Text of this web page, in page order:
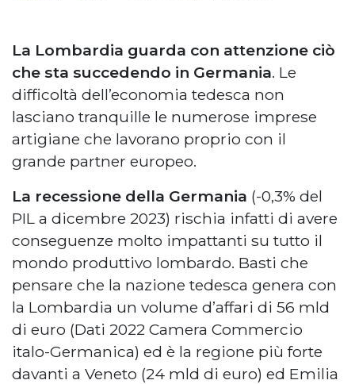
La Lombardia guarda con attenzione ciò
che sta succedendo in Germania. Le
difficoltà dell’economia tedesca non
lasciano tranquille le numerose imprese
artigiane che lavorano proprio con il
grande partner europeo.
La recessione della Germania (-0,3% del
PIL a dicembre 2023) rischia infatti di avere
conseguenze molto impattanti su tutto il
mondo produttivo lombardo. Basti che
pensare che la nazione tedesca genera con
la Lombardia un volume d’affari di 56 mld
di euro (Dati 2022 Camera Commercio
italo-Germanica) ed è la regione più forte
davanti a Veneto (24 mld di euro) ed Emilia